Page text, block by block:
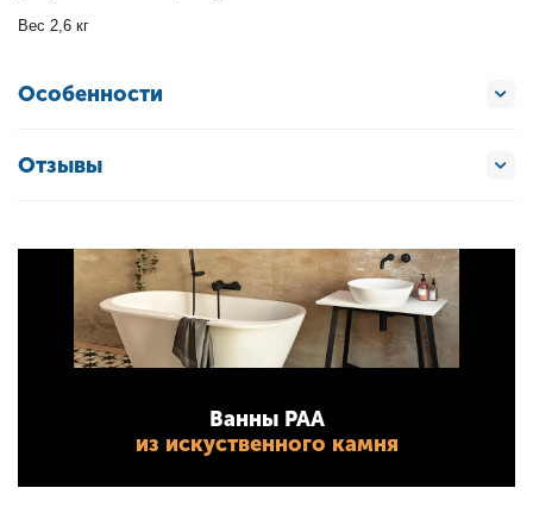
Вес 2,6 кг
Особенности
Отзывы
Ванны PAA
из искуственного камня